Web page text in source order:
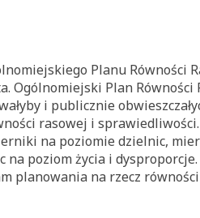
Planu Równości
Ogólnomiejski Plan Równości
i publicznie
rasowej i
na poziomie dzielnic,
poziom życia i dysproporcje.
planowania na rzecz